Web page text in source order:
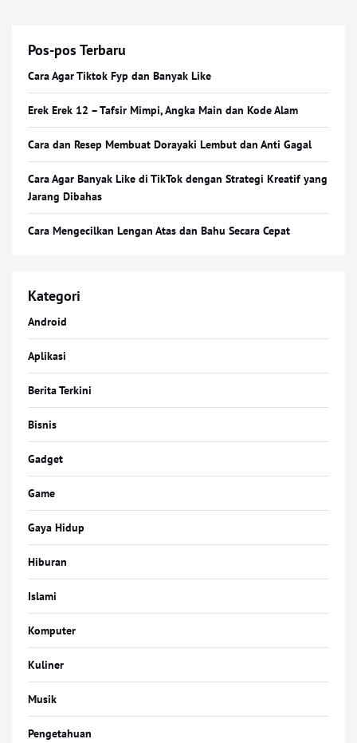
Pos-pos Terbaru
Cara Agar Tiktok Fyp dan Banyak Like
Erek Erek 12 – Tafsir Mimpi, Angka Main dan Kode Alam
Cara dan Resep Membuat Dorayaki Lembut dan Anti Gagal
Cara Agar Banyak Like di TikTok dengan Strategi Kreatif yang
Jarang Dibahas
Cara Mengecilkan Lengan Atas dan Bahu Secara Cepat
Kategori
Android
Aplikasi
Berita Terkini
Bisnis
Gadget
Game
Gaya Hidup
Hiburan
Islami
Komputer
Kuliner
Musik
Pengetahuan